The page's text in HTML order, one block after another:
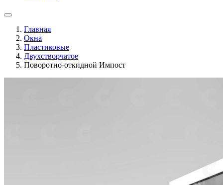
Главная
Окна
Пластиковые
Двухстворчатое
Поворотно-откидной Импост